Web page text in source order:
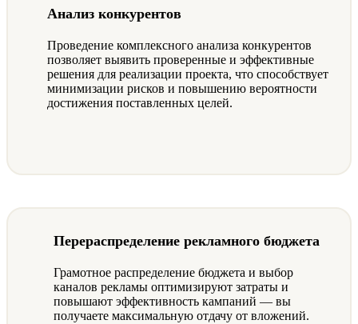
Анализ конкурентов
Проведение комплексного анализа конкурентов
позволяет выявить проверенные и эффективные
решения для реализации проекта, что способствует
минимизации рисков и повышению вероятности
достижения поставленных целей.
Перераспределение рекламного бюджета
Грамотное распределение бюджета и выбор
каналов рекламы оптимизируют затраты и
повышают эффективность кампаний — вы
получаете максимальную отдачу от вложений.